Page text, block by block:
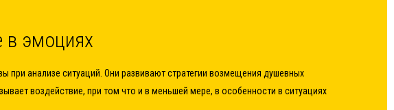
эмоциях
анализе ситуаций. Они развивают стратегии возмещения душевных
воздействие, при том что и в меньшей мере, в особенности в ситуациях